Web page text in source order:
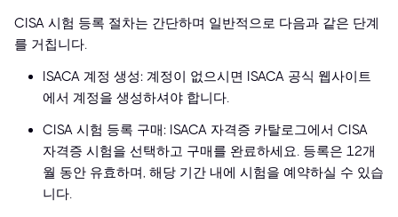
CISA 시험 등록 절차는 간단하며 일반적으로 다음과 같은 단계
를 거칩니다.
ISACA 계정 생성: 계정이 없으시면 ISACA 공식 웹사이트
에서 계정을 생성하셔야 합니다.
CISA 시험 등록 구매: ISACA 자격증 카탈로그에서 CISA
자격증 시험을 선택하고 구매를 완료하세요. 등록은 12개
월 동안 유효하며, 해당 기간 내에 시험을 예약하실 수 있습
니다.